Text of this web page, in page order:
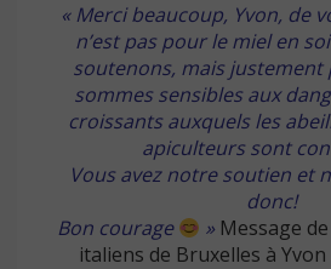
« Merci beaucoup, Yvon, de
n’est pas pour le miel en
soutenons, mais justement
sommes sensibles aux
croissants auxquels les
apiculteurs sont
Vous avez notre soutien et
donc!
Bon courage
» Message
italiens de Bruxelles à